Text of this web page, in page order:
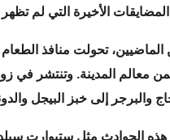
الأخيرة التي لم
تحولت منافذ
معالم المدينة. وتنتشر في
والبرجر إلى خبز البيجل
الحوادث مثل ستيوارت